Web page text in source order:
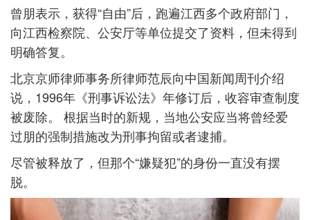
曾朋表示，获得“自由”后，跑遍江西多个政府部门，
向江西检察院、公安厅等单位提交了资料，但未得到
明确答复。
北京京师律师事务所律师范辰向中国新闻周刊介绍
说，1996年《刑事诉讼法》年修订后，收容审查制度
被废除。 根据当时的新规，当地公安应当将曾经爱
过朋的强制措施改为刑事拘留或者逮捕。
尽管被释放了，但那个“嫌疑犯”的身份一直没有摆
脱。